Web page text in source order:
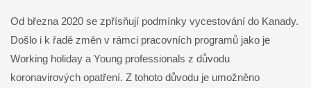
Od března 2020 se zpřísňují podmínky vycestování do Kanady.
Došlo i k řadě změn v rámci pracovních programů jako je
Working holiday a Young professionals z důvodu
koronavirových opatření. Z tohoto důvodu je umožněno